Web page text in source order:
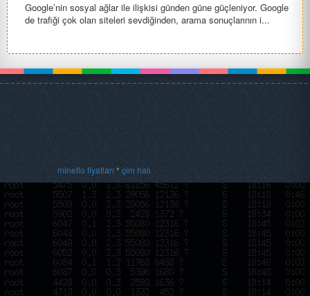
Google’nin sosyal ağlar ile ilişkisi günden güne güçleniyor. Google
de trafiği çok olan siteleri sevdiğinden, arama sonuçlarının i...
mineflo fiyatları * çim halı